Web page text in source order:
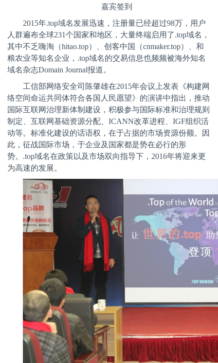
嘉宾签到
2015年.top域名发展迅速，注册量已经超过98万，用户
人群遍布全球231个国家和地区，大量终端启用了.top域名，
其中不乏嗨淘（hitao.top）、创客中国（cnmaker.top）、和
粮农业等知名企业， .top域名的交易信息也频频被海外知名
域名杂志Domain Journal报道。
工信部网络安全司陈肇雄在2015年会议上发表《构建网
络空间命运共同体符合各国人民愿望》的演讲中指出，推动
国际互联网治理新体制建设，积极参与国际标准和治理规则
制定、互联网基础资源分配、 ICANN改革进程、 IGF组织活
动等。标准化建设的话语权，在于占据的市场资源份额。因
此，征战国际市场，于企业及国家都是势在必行的形
势。 .top域名在政策以及市场双向指导下， 2016年将迎来更
为高速的发展。